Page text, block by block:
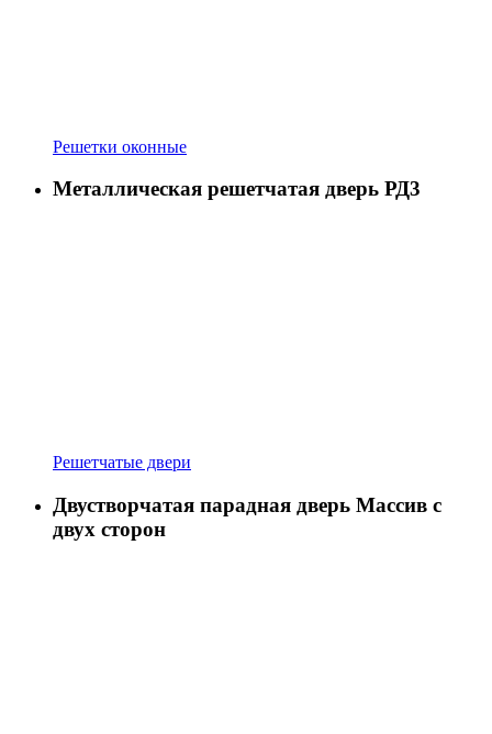
Решетки оконные
Металлическая решетчатая дверь РД3
Решетчатые двери
Двустворчатая парадная дверь Массив с
двух сторон